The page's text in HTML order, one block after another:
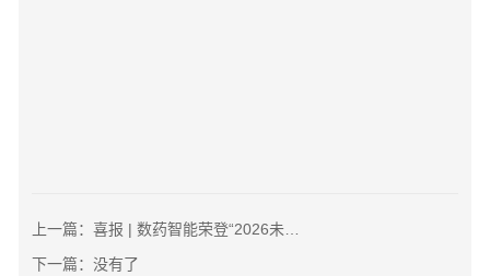
上一篇：
下一篇：没有了